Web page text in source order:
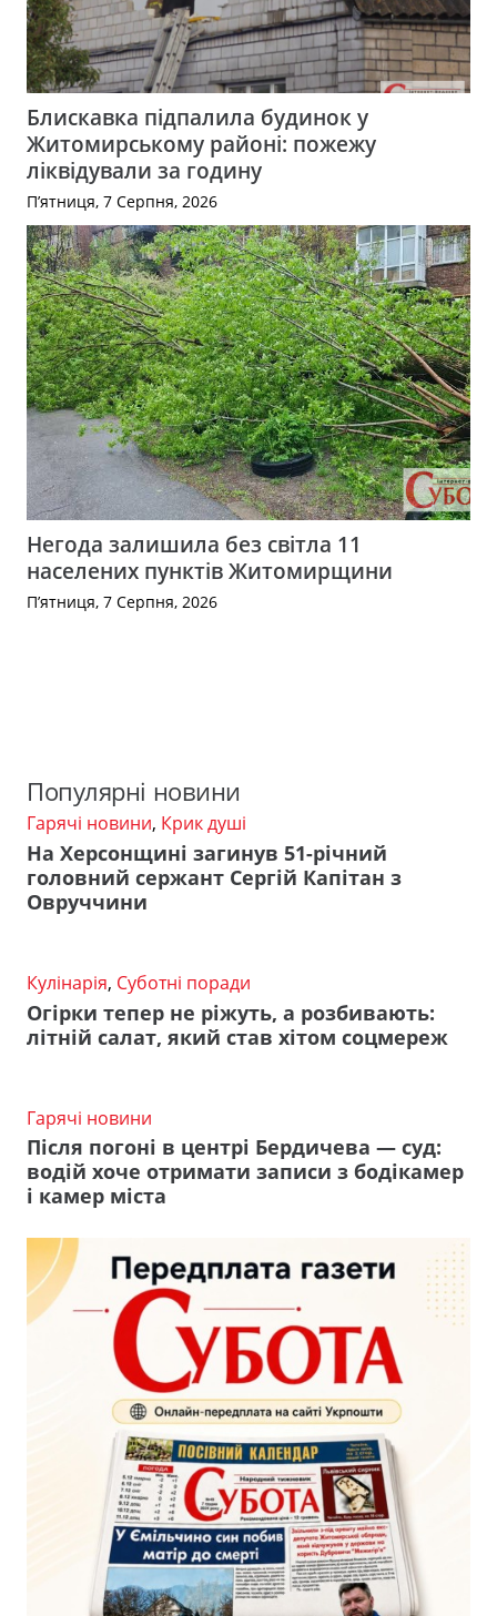
Блискавка підпалила будинок у
Житомирському районі: пожежу
ліквідували за годину
П’ятниця, 7 Серпня, 2026
Негода залишила без світла 11
населених пунктів Житомирщини
П’ятниця, 7 Серпня, 2026
Популярні новини
Гарячі новини, Крик душі
На Херсонщині загинув 51-річний
головний сержант Сергій Капітан з
Овруччини
Кулінарія, Суботні поради
Огірки тепер не ріжуть, а розбивають:
літній салат, який став хітом соцмереж
Гарячі новини
Після погоні в центрі Бердичева — суд:
водій хоче отримати записи з бодікамер
і камер міста